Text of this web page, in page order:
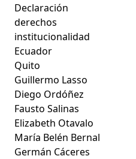
Declaración
derechos
institucionalidad
Ecuador
Quito
Guillermo Lasso
Diego Ordóñez
Fausto Salinas
Elizabeth Otavalo
María Belén Bernal
Germán Cáceres